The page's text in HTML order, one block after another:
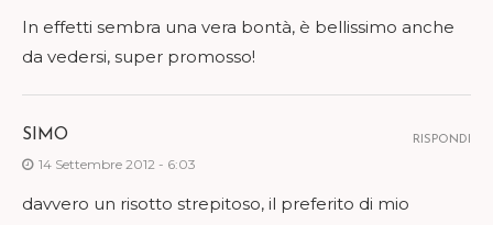
In effetti sembra una vera bontà, è bellissimo anche
da vedersi, super promosso!
SIMO
14 Settembre 2012 - 6:03
davvero un risotto strepitoso, il preferito di mio
RISPONDI